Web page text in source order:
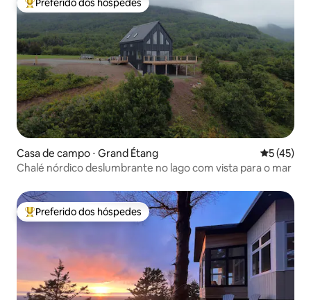
Entre os melhores preferidos dos hóspedes
Preferido dos hóspedes
Casa de campo ⋅ Grand Étang 5 de uma
5 (45)
Chalé nórdico deslumbrante no lago com vista para o mar
Entre os melhores preferidos dos hóspedes
Preferido dos hóspedes